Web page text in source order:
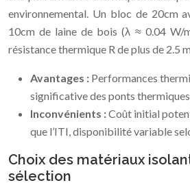
environnemental. Un bloc de 20cm
10cm de laine de bois (λ ≈ 0.04 W/
résistance thermique R de plus de 2.5
Avantages : Performances
significative des ponts
Inconvénients :Coût initial
que l’ITI, disponibilité variable
Choix des matériaux
sélection